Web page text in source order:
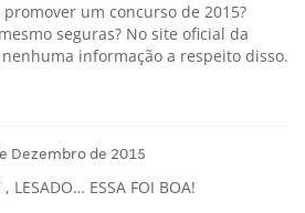
um concurso de 2015?
seguras? No site oficial da
informação a respeito disso.
Dezembro de 2015
LESADO… ESSA FOI BOA!